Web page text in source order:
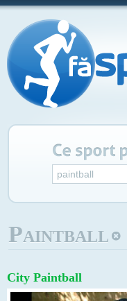
paintball
Paintball
City Paintball